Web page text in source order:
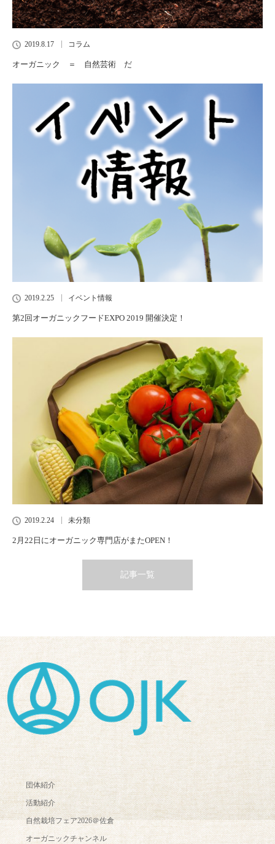
2019.8.17 コラム
オーガニック ＝ 自然芸術 だ
2019.2.25 イベント情報
第2回オーガニックフードEXPO 2019 開催決定！
2019.2.24 未分類
2月22日にオーガニック専門店がまたOPEN！
記事一覧
団体紹介
活動紹介
自然栽培フェア2026＠佐倉
オーガニックチャンネル